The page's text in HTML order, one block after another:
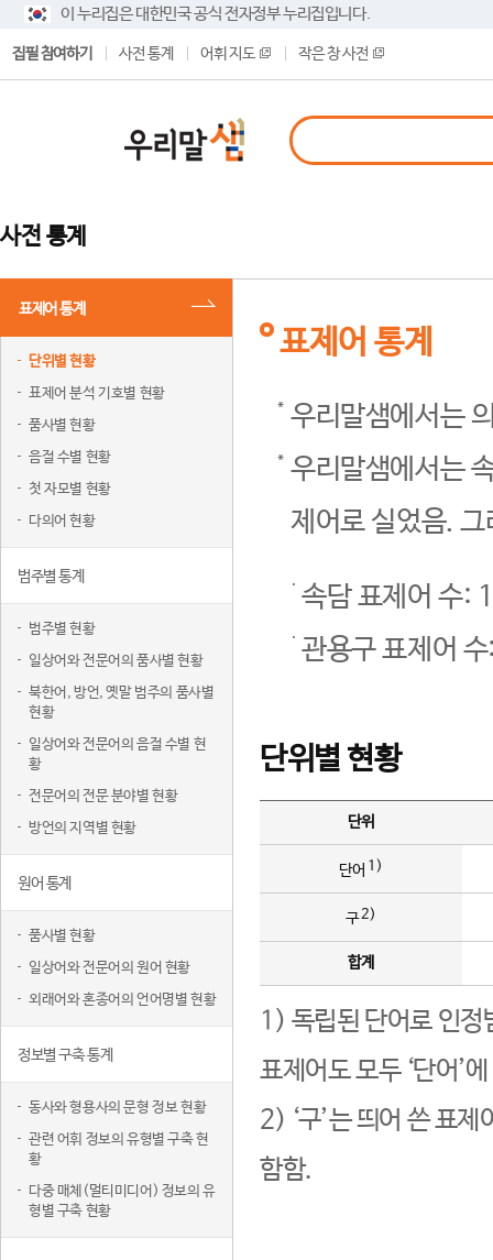
이 누리집은 대한민국 공식 전자정부 누리집입니다.
집필 참여하기 사전 통계 어휘 지도 작은 창 사전
사전 통계
표제어 통계
단위별 현황
표제어 분석 기호별 현황
품사별 현황
음절 수별 현황
첫 자모별 현황
다의어 현황
범주별 통계
범주별 현황
일상어와 전문어의 품사별 현황
북한어, 방언, 옛말 범주의 품사별
현황
일상어와 전문어의 음절 수별 현
황
전문어의 전문 분야별 현황
방언의 지역별 현황
원어 통계
품사별 현황
일상어와 전문어의 원어 현황
외래어와 혼종어의 언어명별 현황
정보별 구축 통계
동사와 형용사의 문형 정보 현황
관련 어휘 정보의 유형별 구축 현
황
다중 매체(멀티미디어) 정보의 유
형별 구축 현황
표제어 통계
우리말샘에서는
우리말샘에서는
제어로 실었음.
속담 표제어 수:
관용구 표제어
단위별 현황
단위
단어 1)
구2)
합계
1) 독립된 단어로 인정
표제어도 모두 ‘단어’
2) ‘구’는 띄어 쓴 표
함함.